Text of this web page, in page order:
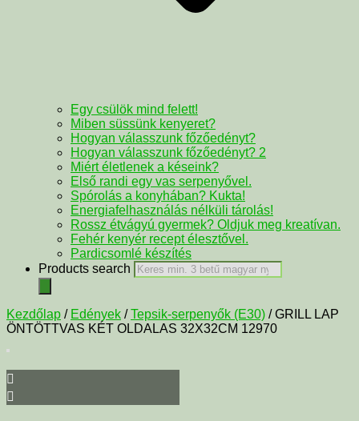
Egy csülök mind felett!
Miben süssünk kenyeret?
Hogyan válasszunk főzőedényt?
Hogyan válasszunk főzőedényt? 2
Miért életlenek a késeink?
Első randi egy vas serpenyővel.
Spórolás a konyhában? Kukta!
Energiafelhasználás nélküli tárolás!
Rossz étvágyú gyermek? Oldjuk meg kreatívan.
Fehér kenyér recept élesztővel.
Pardicsomlé készítés
Products search
Kezdőlap / Edények /Tepsik-serpenyők (E30) / GRILL LAP
ÖNTÖTTVAS KÉT OLDALAS 32X32CM 12970